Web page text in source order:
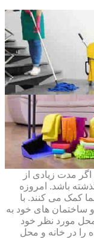
مدت زیادی از
باشد. امروزه
کمک می کنند. با
ساختمان های خود به
مورد نظر خود
را در خانه و محل